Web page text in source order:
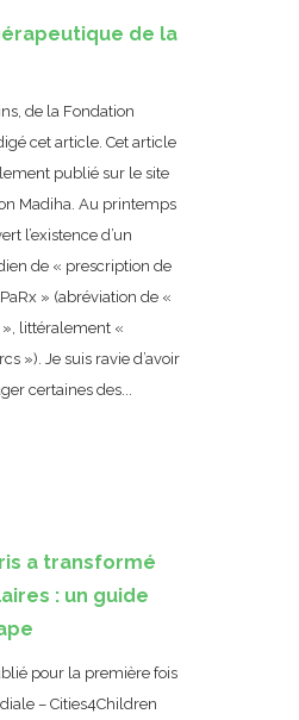
de la
de la Fondation
cet article. Cet article
publié sur le site
Madiha. Au printemps
l’existence d’un
de « prescription de
» (abréviation de «
littéralement «
»). Je suis ravie d’avoir
certaines des...
a transformé
: un guide
pour la première fois
– Cities4Children